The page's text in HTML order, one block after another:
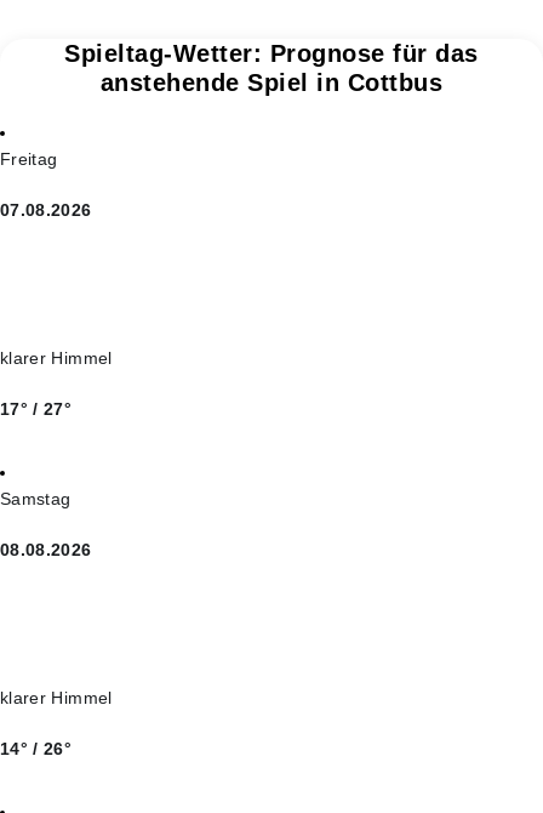
Spieltag-Wetter: Prognose für das
anstehende Spiel in Cottbus
Freitag
07.08.2026
klarer Himmel
17° / 27°
Samstag
08.08.2026
klarer Himmel
14° / 26°